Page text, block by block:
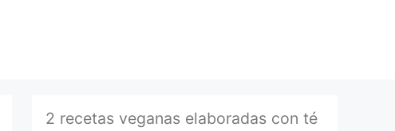
2 recetas veganas elaboradas con té